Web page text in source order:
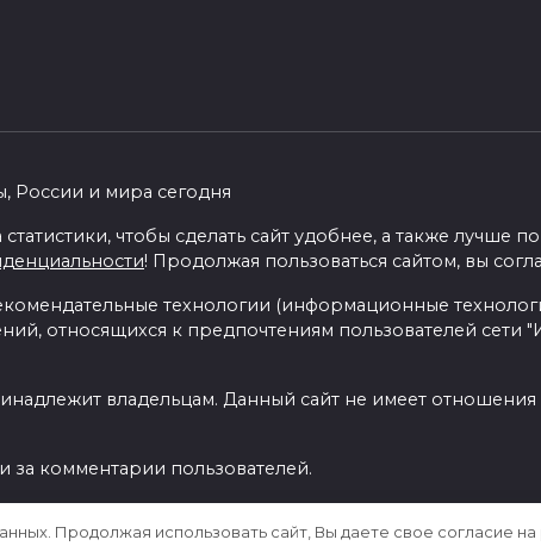
России и мира сегодня
чтобы сделать сайт удобнее, а также лучше
! Продолжая пользоваться сайтом, вы
технологии (информационные
относящихся к предпочтениям пользователей сети
владельцам. Данный сайт не имеет
за комментарии пользователей.
Продолжая использовать сайт, Вы даете свое согласие на